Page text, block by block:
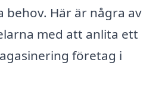
Här är några av
med att anlita ett
företag i